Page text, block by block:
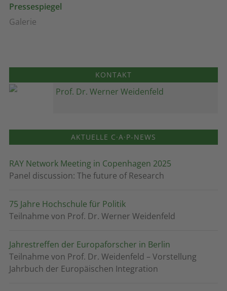
Pressespiegel
Galerie
KONTAKT
Prof. Dr. Werner Weidenfeld
AKTUELLE C·A·P-NEWS
RAY Network Meeting in Copenhagen 2025
Panel discussion: The future of Research
75 Jahre Hochschule für Politik
Teilnahme von Prof. Dr. Werner Weidenfeld
Jahrestreffen der Europaforscher in Berlin
Teilnahme von Prof. Dr. Weidenfeld – Vorstellung
Jahrbuch der Europäischen Integration